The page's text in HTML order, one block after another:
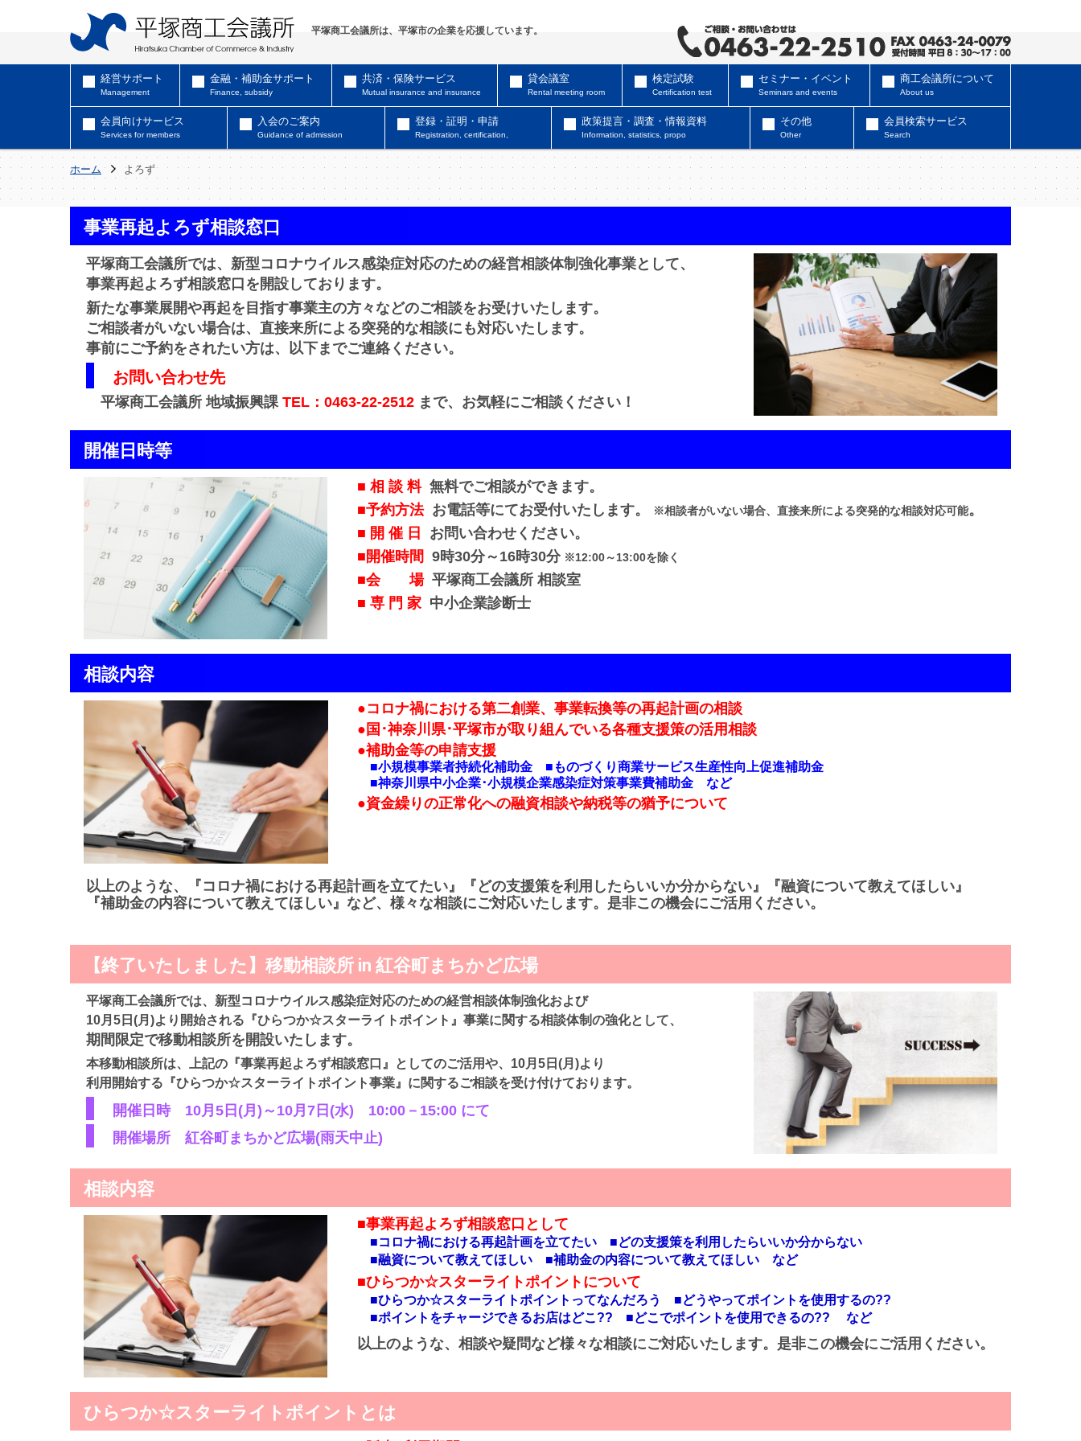
平塚商工会議所は、平塚市の企業を応援しています。
経営サポート
Management
金融・補助金サポート
Finance, subsidy
共済・保険サービス
Mutual insurance and insurance
貸会議室
Rental meeting room
検定試験
Certification test
セミナー・イベント
Seminars and events
商工会議所について
About us
会員向けサービス
Services for members
入会のご案内
Guidance of admission
登録・証明・申請
Registration, certification,
政策提言・調査・情報資料
Information, statistics, propo
その他
Other
会員検索サービス
Search
ホーム よろず
事業再起よろず相談窓口
平塚商工会議所では、新型コロナウイルス感染症対応のための経営相談体制強化事業として、
事業再起よろず相談窓口を開設しております。
新たな事業展開や再起を目指す事業主の方々などのご相談をお受けいたします。
ご相談者がいない場合は、直接来所による突発的な相談にも対応いたします。
事前にご予約をされたい方は、以下までご連絡ください。
お問い合わせ先
平塚商工会議所 地域振興課 TEL：0463-22-2512 まで、お気軽にご相談ください！
開催日時等
■ 相 談 料 無料でご相談ができます。
■予約方法 お電話等にてお受付いたします。 ※相談者がいない場合、直接来所による突発的な相談対応可能。
■ 開 催 日
お問い合わせください。
■開催時間 9時30分～16時30分 ※12:00～13:00を除く
■会 場 平塚商工会議所 相談室
■ 専 門 家 中小企業診断士
相談内容
●コロナ禍における第二創業、事業転換等の再起計画の相談
●国･神奈川県･平塚市が取り組んでいる各種支援策の活用相談
●補助金等の申請支援
■小規模事業者持続化補助金 ■ものづくり商業サービス生産性向上促進補助金
■神奈川県中小企業･小規模企業感染症対策事業費補助金 など
●資金繰りの正常化への融資相談や納税等の猶予について
以上のような、『コロナ禍における再起計画を立てたい』『どの支援策を利用したらいいか分からない』『融資について教えてほしい』
『補助金の内容について教えてほしい』など、様々な相談にご対応いたします。是非この機会にご活用ください。
【終了いたしました】移動相談所 in 紅谷町まちかど広場
平塚商工会議所では、新型コロナウイルス感染症対応のための経営相談体制強化および
10月5日(月)より開始される『ひらつか☆スターライトポイント』事業に関する相談体制の強化として、
期間限定で移動相談所を開設いたします。
本移動相談所は、上記の『事業再起よろず相談窓口』としてのご活用や、10月5日(月)より
利用開始する『ひらつか☆スターライトポイント事業』に関するご相談を受け付けております。
開催日時 10月5日(月)～10月7日(水) 10:00－15:00 にて
開催場所 紅谷町まちかど広場(雨天中止)
相談内容
■事業再起よろず相談窓口として
■コロナ禍における再起計画を立てたい ■どの支援策を利用したらいいか分からない
■融資について教えてほしい ■補助金の内容について教えてほしい など
■ひらつか☆スターライトポイントについて
■ひらつか☆スターライトポイントってなんだろう ■どうやってポイントを使用するの??
■ポイントをチャージできるお店はどこ?? ■どこでポイントを使用できるの?? など
以上のような、相談や疑問など様々な相談にご対応いたします。是非この機会にご活用ください。
ひらつか☆スターライトポイントとは